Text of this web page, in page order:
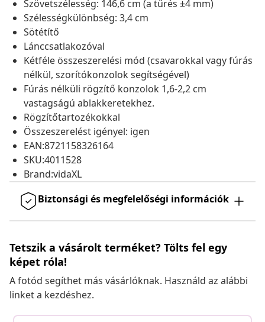
Szövetszélesség: 146,6 cm (a tűrés ±4 mm)
Szélességkülönbség: 3,4 cm
Sötétítő
Lánccsatlakozóval
Kétféle összeszerelési mód (csavarokkal vagy fúrás
nélkül, szorítókonzolok segítségével)
Fúrás nélküli rögzítő konzolok 1,6-2,2 cm
vastagságú ablakkeretekhez.
Rögzítőtartozékokkal
Összeszerelést igényel: igen
EAN:8721158326164
SKU:4011528
Brand:vidaXL
Biztonsági és megfelelőségi információk
Tetszik a vásárolt terméket? Tölts fel egy
képet róla!
A fotód segíthet más vásárlóknak. Használd az alábbi
linket a kezdéshez.